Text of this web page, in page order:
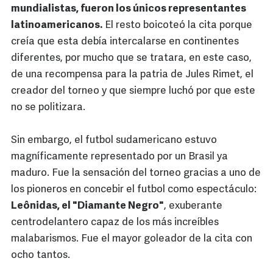
mundialistas, fueron los únicos representantes
latinoamericanos. El resto boicoteó la cita porque
creía que esta debía intercalarse en continentes
diferentes, por mucho que se tratara, en este caso,
de una recompensa para la patria de Jules Rimet, el
creador del torneo y que siempre luchó por que este
no se politizara.
Sin embargo, el futbol sudamericano estuvo
magníficamente representado por un Brasil ya
maduro. Fue la sensación del torneo gracias a uno de
los pioneros en concebir el futbol como espectáculo:
Leônidas, el "Diamante Negro", exuberante
centrodelantero capaz de los más increíbles
malabarismos. Fue el mayor goleador de la cita con
ocho tantos.